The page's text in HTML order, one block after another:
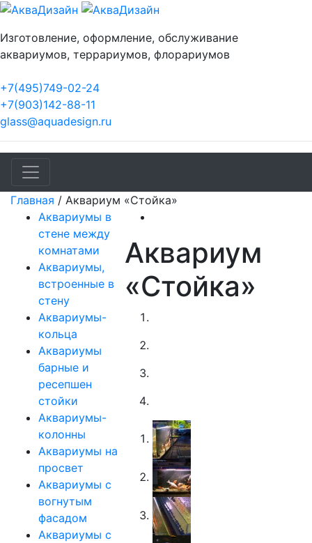
Изготовление, оформление, обслуживание
аквариумов, террариумов, флорариумов
+7(495)749-02-24
+7(903)142-88-11
glass@aquadesign.ru
Главная / Аквариум «Стойка»
Аквариумы в
стене между
комнатами
Аквариумы,
встроенные в
стену
Аквариумы-
кольца
Аквариумы
барные и
ресепшен
стойки
Аквариумы-
колонны
Аквариумы на
просвет
Аквариумы с
вогнутым
фасадом
Аквариумы с
Аквариум
«Стойка»